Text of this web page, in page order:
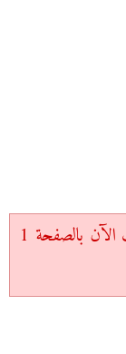
اضغط على الصفحة التالية لمتابعة القراءة. أنت الآن بالصفحة 1